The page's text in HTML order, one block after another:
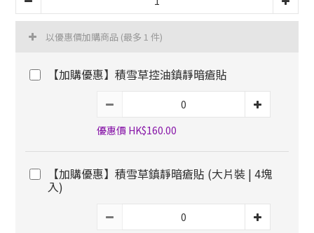
以優惠價加購商品 (最多 1 件)
【加購優惠】積雪草控油鎮靜暗瘡貼
優惠價 HK$160.00
【加購優惠】積雪草鎮靜暗瘡貼 (大片裝 | 4塊
入)